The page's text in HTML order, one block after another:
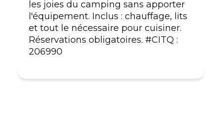
les joies du camping sans apporter
l'équipement. Inclus : chauffage, lits
et tout le nécessaire pour cuisiner.
Réservations obligatoires. #CITQ :
206990